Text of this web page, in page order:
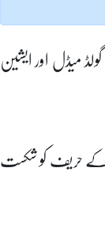
میڈل اور ایشین
کے حریف کو شکست